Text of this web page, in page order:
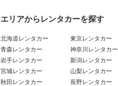
エリアからレンタカーを探す
北海道レンタカー
青森レンタカー
岩手レンタカー
宮城レンタカー
秋田レンタカー
東京レンタカー
神奈川レンタカー
新潟レンタカー
山梨レンタカー
長野レンタカー